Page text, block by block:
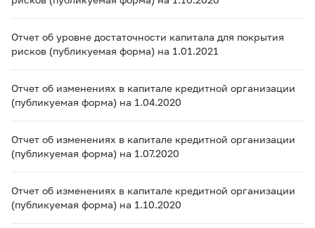
Отчет об уровне достаточности капитала для покрытия
рисков (публикуемая форма) на 1.01.2021
Отчет об изменениях в капитале кредитной организации
(публикуемая форма) на 1.04.2020
Отчет об изменениях в капитале кредитной организации
(публикуемая форма) на 1.07.2020
Отчет об изменениях в капитале кредитной организации
(публикуемая форма) на 1.10.2020